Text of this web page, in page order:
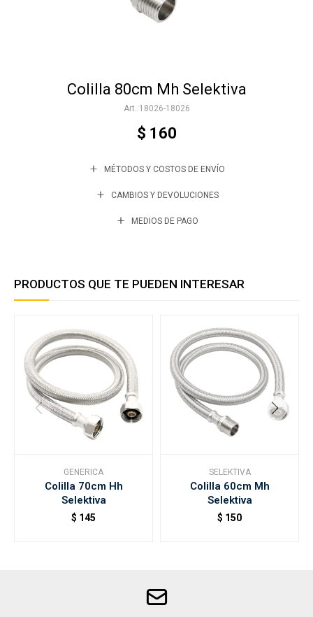
Colilla 80cm Mh Selektiva
18026-18026
$ 160
MÉTODOS Y COSTOS DE ENVÍO
CAMBIOS Y DEVOLUCIONES
MEDIOS DE PAGO
PRODUCTOS QUE TE PUEDEN INTERESAR
GENERICA
Colilla 70cm Hh
Selektiva
$ 145
SELEKTIVA
Colilla 60cm Mh
Selektiva
$ 150